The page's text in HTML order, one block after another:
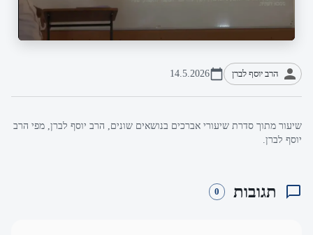
הרב יוסף לברן 14.5.2026
שיעור מתוך סדרת שיעורי אברכים בנושאים שונים, הרב יוסף לברן, מפי הרב
יוסף לברן.
תגובות 0